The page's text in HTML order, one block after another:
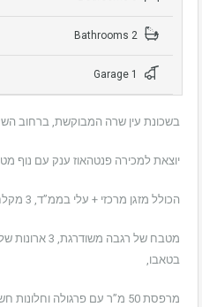
בשכונת עין שרה המבוקשת, ברחוב
יוצאת למכירה פנטהאוז ענק עם נוף
הכולל מזגן מרכזי + עלי בממ”ד, 3 מקלחות ושירותים, חימום מים על גז ,
מטבח של רגבה
בטאבו,
מרפסת 50 מ”ר עם פרגולה וחלונות חשמליים, נוף מטורף לים, צלון חשמלי,